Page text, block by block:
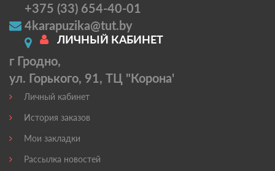
+375 (33) 654-40-01
4karapuzika@tut.by
г Гродно,
ул. Горького, 91, ТЦ "Корона'
ЛИЧНЫЙ КАБИНЕТ
Личный кабинет
История заказов
Мои закладки
Рассылка новостей